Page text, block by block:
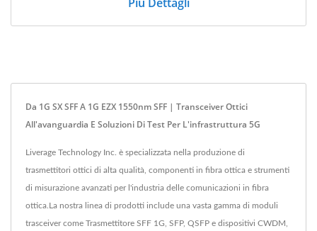
Più Dettagli
Da 1G SX SFF A 1G EZX 1550nm SFF | Transceiver Ottici
All'avanguardia E Soluzioni Di Test Per L'infrastruttura 5G
Liverage Technology Inc. è specializzata nella produzione di
trasmettitori ottici di alta qualità, componenti in fibra ottica e strumenti
di misurazione avanzati per l'industria delle comunicazioni in fibra
ottica.La nostra linea di prodotti include una vasta gamma di moduli
trasceiver come Trasmettitore SFF 1G, SFP, QSFP e dispositivi CWDM,